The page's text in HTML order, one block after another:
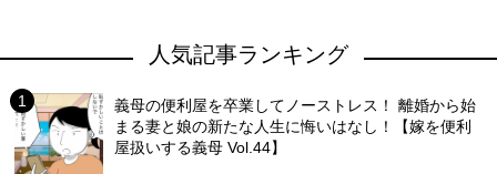
人気記事ランキング
義母の便利屋を卒業してノーストレス！ 離婚から始
まる妻と娘の新たな人生に悔いはなし！【嫁を便利
屋扱いする義母 Vol.44】